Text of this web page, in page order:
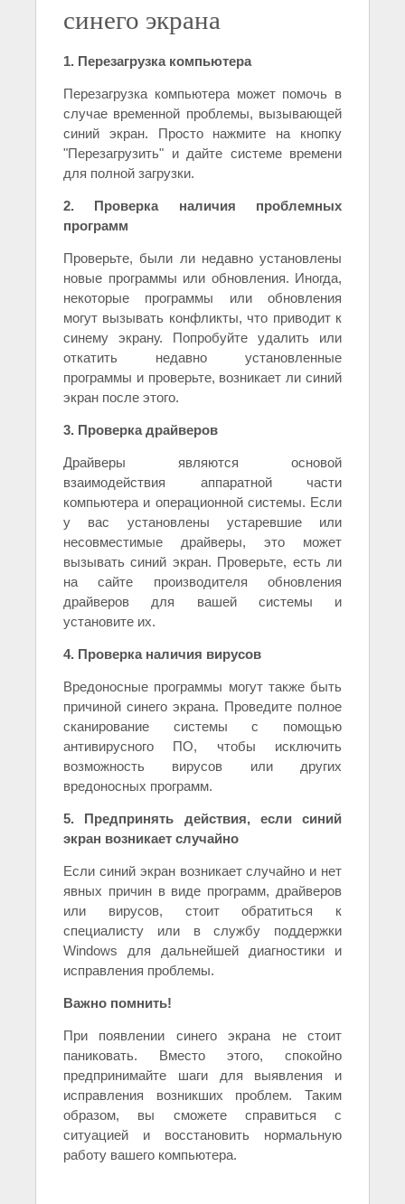
синего экрана
1. Перезагрузка компьютера
Перезагрузка компьютера может помочь в
случае временной проблемы, вызывающей
синий экран. Просто нажмите на кнопку
"Перезагрузить" и дайте системе времени
для полной загрузки.
2. Проверка наличия проблемных
программ
Проверьте, были ли недавно установлены
новые программы или обновления. Иногда,
некоторые программы или обновления
могут вызывать конфликты, что приводит к
синему экрану. Попробуйте удалить или
откатить недавно установленные
программы и проверьте, возникает ли синий
экран после этого.
3. Проверка драйверов
Драйверы являются основой
взаимодействия аппаратной части
компьютера и операционной системы. Если
у вас установлены устаревшие или
несовместимые драйверы, это может
вызывать синий экран. Проверьте, есть ли
на сайте производителя обновления
драйверов для вашей системы и
установите их.
4. Проверка наличия вирусов
Вредоносные программы могут также быть
причиной синего экрана. Проведите полное
сканирование системы с помощью
антивирусного ПО, чтобы исключить
возможность вирусов или других
вредоносных программ.
5. Предпринять действия, если синий
экран возникает случайно
Если синий экран возникает случайно и нет
явных причин в виде программ, драйверов
или вирусов, стоит обратиться к
специалисту или в службу поддержки
Windows для дальнейшей диагностики и
исправления проблемы.
Важно помнить!
При появлении синего экрана не стоит
паниковать. Вместо этого, спокойно
предпринимайте шаги для выявления и
исправления возникших проблем. Таким
образом, вы сможете справиться с
ситуацией и восстановить нормальную
работу вашего компьютера.